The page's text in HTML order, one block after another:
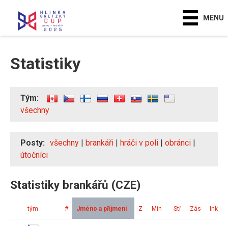
MENU
Statistiky
Tým:
všechny
Posty: všechny | brankáři | hráči v poli | obránci |
útočníci
Statistiky brankářů (CZE)
tým # Jméno a příjmení Z Min Stř Zás Ink